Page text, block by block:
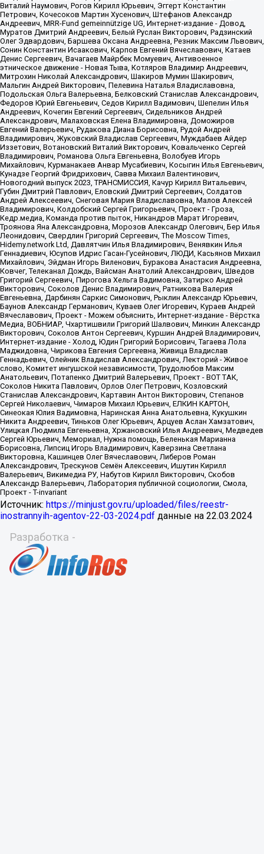
Источник: https://minjust.gov.ru/uploaded/files/reestr-
inostrannyih-agentov-22-03-2024.pdf данные на 22.03.2024
Разработка -